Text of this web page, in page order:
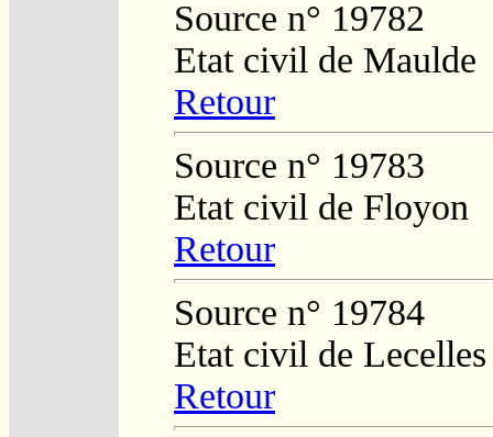
Source n° 19782
Etat civil de Maulde
Retour
Source n° 19783
Etat civil de Floyon
Retour
Source n° 19784
Etat civil de Lecelles
Retour